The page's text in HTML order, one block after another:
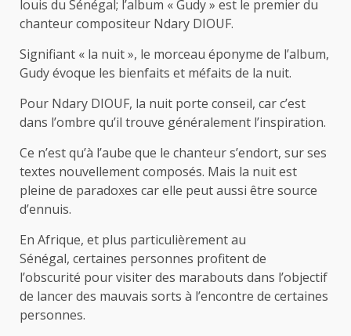
louis du Sénégal; l’album « Gudy » est le premier du
chanteur compositeur Ndary DIOUF.
Signifiant « la nuit », le morceau éponyme de l’album,
Gudy évoque les bienfaits et méfaits de la nuit.
Pour Ndary DIOUF, la nuit porte conseil, car c’est
dans l’ombre qu’il trouve généralement l’inspiration.
Ce n’est qu’à l’aube que le chanteur s’endort, sur ses
textes nouvellement composés. Mais la nuit est
pleine de paradoxes car elle peut aussi être source
d’ennuis.
En Afrique, et plus particulièrement au
Sénégal, certaines personnes profitent de
l’obscurité pour visiter des marabouts dans l’objectif
de lancer des mauvais sorts à l’encontre de certaines
personnes.